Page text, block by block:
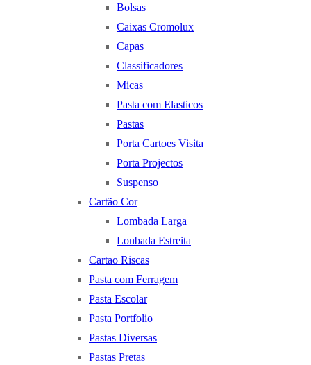
Bolsas
Caixas Cromolux
Capas
Classificadores
Micas
Pasta com Elasticos
Pastas
Porta Cartoes Visita
Porta Projectos
Suspenso
Cartão Cor
Lombada Larga
Lonbada Estreita
Cartao Riscas
Pasta com Ferragem
Pasta Escolar
Pasta Portfolio
Pastas Diversas
Pastas Pretas